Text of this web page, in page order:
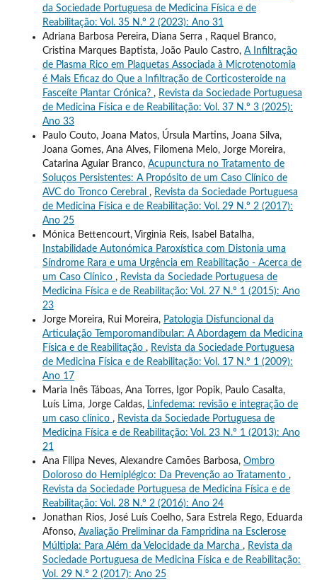
da Sociedade Portuguesa de Medicina Física e de
Reabilitação: Vol. 35 N.º 2 (2023): Ano 31
Adriana Barbosa Pereira, Diana Serra , Raquel Branco,
Cristina Marques Baptista, João Paulo Castro, A Infiltração
de Plasma Rico em Plaquetas Associada à Microtenotomia
é Mais Eficaz do Que a Infiltração de Corticosteroide na
Fasceíte Plantar Crónica? , Revista da Sociedade Portuguesa
de Medicina Física e de Reabilitação: Vol. 37 N.º 3 (2025):
Ano 33
Paulo Couto, Joana Matos, Úrsula Martins, Joana Silva,
Joana Gomes, Ana Alves, Filomena Melo, Jorge Moreira,
Catarina Aguiar Branco, Acupunctura no Tratamento de
Soluços Persistentes: A Propósito de um Caso Clínico de
AVC do Tronco Cerebral , Revista da Sociedade Portuguesa
de Medicina Física e de Reabilitação: Vol. 29 N.º 2 (2017):
Ano 25
Mónica Bettencourt, Virginia Reis, Isabel Batalha,
Instabilidade Autonómica Paroxística com Distonia uma
Síndrome Rara e uma Urgência em Reabilitação - Acerca de
um Caso Clínico , Revista da Sociedade Portuguesa de
Medicina Física e de Reabilitação: Vol. 27 N.º 1 (2015): Ano
23
Jorge Moreira, Rui Moreira, Patologia Disfuncional da
Articulação Temporomandibular: A Abordagem da Medicina
Física e de Reabilitação , Revista da Sociedade Portuguesa
de Medicina Física e de Reabilitação: Vol. 17 N.º 1 (2009):
Ano 17
Maria Inês Táboas, Ana Torres, Igor Popik, Paulo Casalta,
Luís Lima, Jorge Caldas, Linfedema: revisão e integração de
um caso clínico , Revista da Sociedade Portuguesa de
Medicina Física e de Reabilitação: Vol. 23 N.º 1 (2013): Ano
21
Ana Filipa Neves, Alexandre Camões Barbosa, Ombro
Doloroso do Hemiplégico: Da Prevenção ao Tratamento ,
Revista da Sociedade Portuguesa de Medicina Física e de
Reabilitação: Vol. 28 N.º 2 (2016): Ano 24
Jonathan Rios, José Luís Coelho, Sara Estrela Rego, Eduarda
Afonso, Avaliação Preliminar da Fampridina na Esclerose
Múltipla: Para Além da Velocidade da Marcha , Revista da
Sociedade Portuguesa de Medicina Física e de Reabilitação:
Vol. 29 N.º 2 (2017): Ano 25